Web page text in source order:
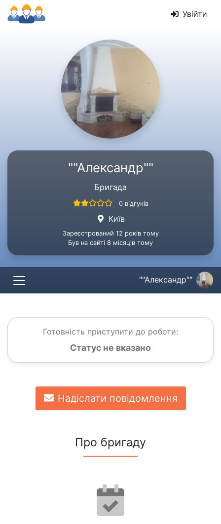
Увійти
""Александр""
Бригада
0 відгуків
Київ
Зареєстрований 12 років тому
Був на сайті 8 місяців тому
""Александр""
Готовність приступити до роботи:
Статус не вказано
Надіслати повідомлення
Про бригаду